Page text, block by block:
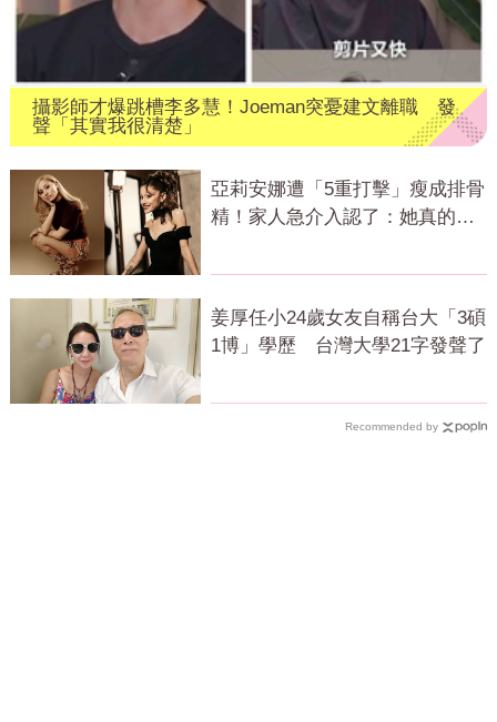
攝影師才爆跳槽李多慧！Joeman突憂建文離職 發
聲「其實我很清楚」
亞莉安娜遭「5重打擊」瘦成排骨
精！家人急介入認了：她真的不
姜厚任小24歲女友自稱台大「3碩
1博」學歷 台灣大學21字發聲了
Recommended by